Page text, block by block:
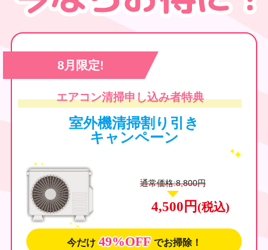
8月限定!
エアコン清掃申し込み者特典
室外機清掃割り引き
キャンペーン
通常価格:8,800円
4,500円(税込)
今だけ 49%OFF でお掃除！